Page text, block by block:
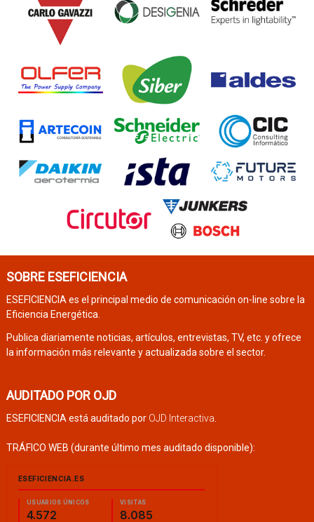
SOBRE ESEFICIENCIA
ESEFICIENCIA es el principal medio de comunicación on-line sobre la
Eficiencia Energética.
Publica diariamente noticias, artículos, entrevistas, TV, etc. y ofrece
la información más relevante y actualizada sobre el sector.
AUDITADO POR OJD
ESEFICIENCIA está auditado por OJD Interactiva.
TRÁFICO WEB (durante último mes auditado disponible):